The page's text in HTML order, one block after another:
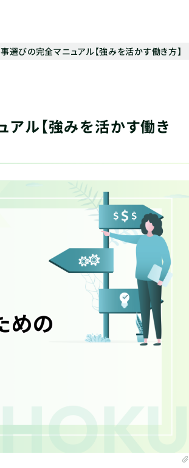
びの完全マニュアル【強みを活かす働き方】
ル【強みを活かす働き